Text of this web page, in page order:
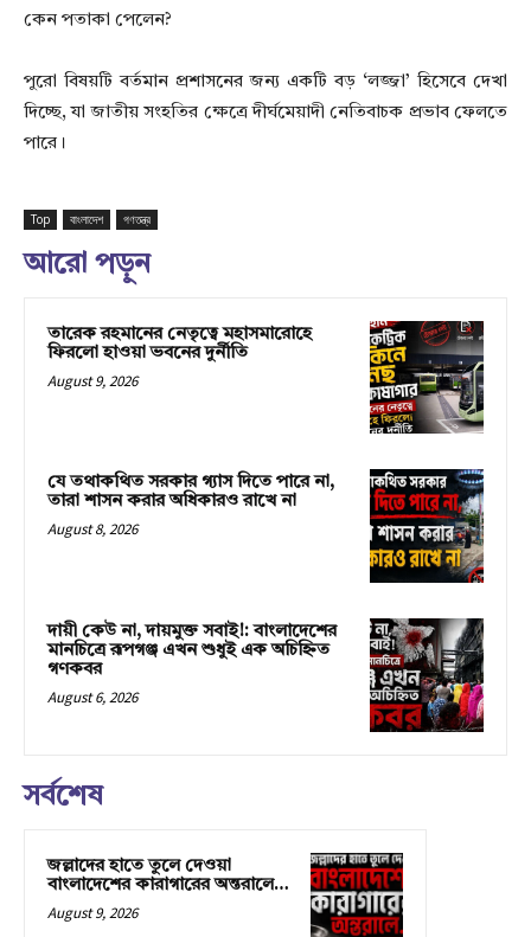
কেন পতাকা পেলেন?
পুরো বিষয়টি বর্তমান প্রশাসনের জন্য একটি বড় ‘লজ্জা’ হিসেবে দেখা
দিচ্ছে, যা জাতীয় সংহতির ক্ষেত্রে দীর্ঘমেয়াদী নেতিবাচক প্রভাব ফেলতে
পারে।
Top বাংলাদেশ গণতন্ত্র
আরো পড়ুন
তারেক রহমানের নেতৃত্বে মহাসমারোহে
ফিরলো হাওয়া ভবনের দুর্নীতি
August 9, 2026
যে তথাকথিত সরকার গ্যাস দিতে পারে না,
তারা শাসন করার অধিকারও রাখে না
August 8, 2026
দায়ী কেউ না, দায়মুক্ত সবাই!: বাংলাদেশের
মানচিত্রে রূপগঞ্জ এখন শুধুই এক অচিহ্নিত
গণকবর
August 6, 2026
সর্বশেষ
জল্লাদের হাতে তুলে দেওয়া
বাংলাদেশের কারাগারের অন্তরালে…
August 9, 2026